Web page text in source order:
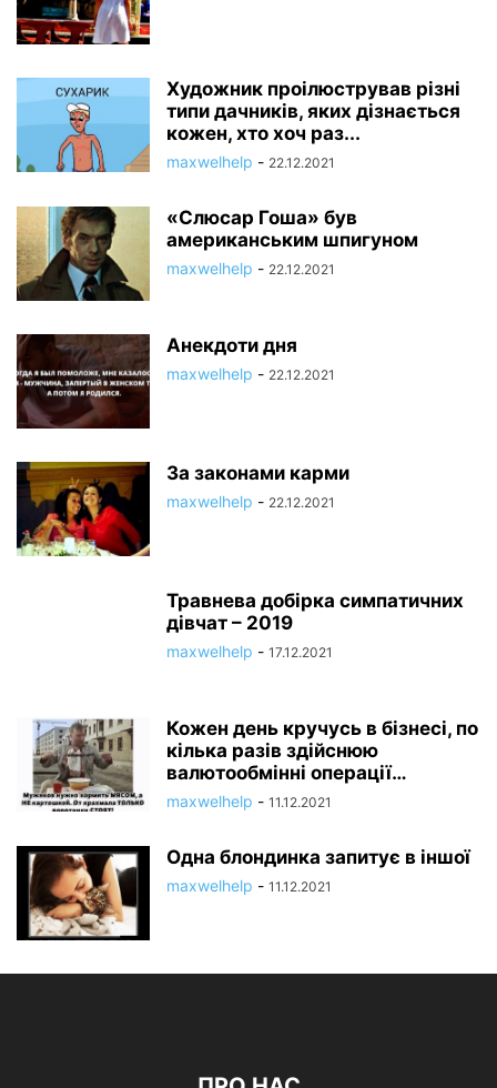
Художник проілюстрував різні
типи дачників, яких дізнається
кожен, хто хоч раз...
maxwelhelp - 22.12.2021
«Слюсар Гоша» був
американським шпигуном
maxwelhelp - 22.12.2021
Анекдоти дня
maxwelhelp - 22.12.2021
За законами карми
maxwelhelp - 22.12.2021
Травнева добірка симпатичних
дівчат – 2019
maxwelhelp - 17.12.2021
Кожен день кручусь в бізнесі, по
кілька разів здійснюю
валютообмінні операції…
maxwelhelp - 11.12.2021
Одна блондинка запитує в іншої
maxwelhelp - 11.12.2021